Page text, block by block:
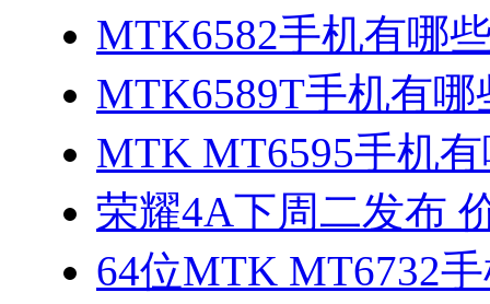
MTK6582手机有哪
MTK6589T手机有
MTK MT6595手机
荣耀4A下周二发布
64位MTK MT6732